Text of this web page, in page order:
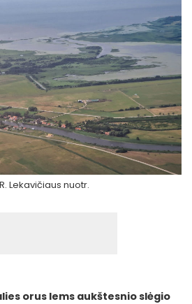
R. Lekavičiaus nuotr.
orus lems aukštesnio slėgio